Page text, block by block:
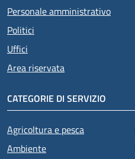
Personale amministrativo
Politici
Uffici
Area riservata
CATEGORIE DI SERVIZIO
Agricoltura e pesca
Ambiente